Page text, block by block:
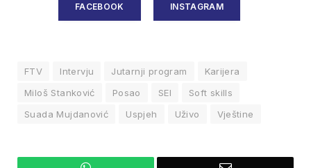
FACEBOOK INSTAGRAM
FTV Intervju Jutarnji program
Karijera
Miloš Stanković
Posao SEI
Soft skills
Suada Mujdanović
Uspjeh Uživo Vještine